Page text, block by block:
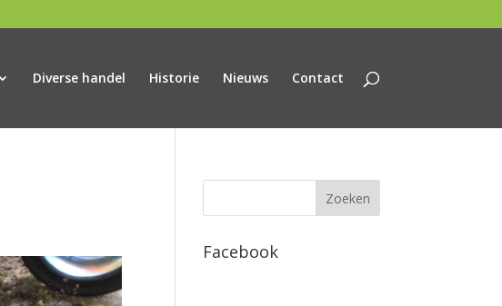
Diverse handel Historie Nieuws Contact
Facebook